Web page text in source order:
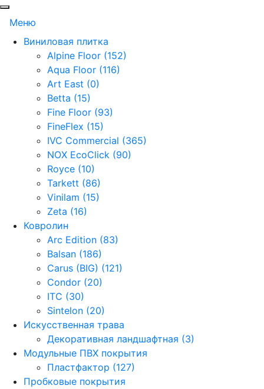
Меню
Виниловая плитка
Alpine Floor (152)
Aqua Floor (116)
Art East (0)
Betta (15)
Fine Floor (93)
FineFlex (15)
IVC Commercial (365)
NOX EcoClick (90)
Royce (10)
Tarkett (86)
Vinilam (15)
Zeta (16)
Ковролин
Arc Edition (83)
Balsan (186)
Carus (BIG) (121)
Condor (20)
ITC (30)
Sintelon (20)
Искусственная трава
Декоративная ландшафтная (3)
Модульные ПВХ покрытия
Пластфактор (127)
Пробковые покрытия